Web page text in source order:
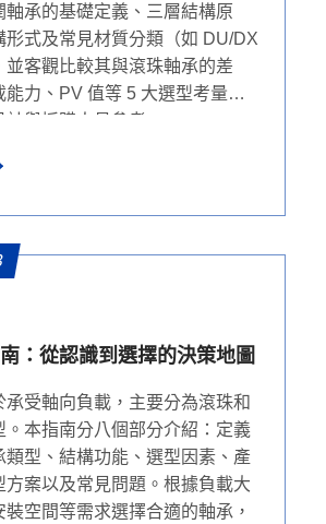
軸承的基礎定義、三層結構原
形式及常見材質分類（如 DU/DX
並客觀比較其與滾珠軸承的差
能力、PV 值等 5 大選型考量要
計與採購人員參考。
：從認識到選擇的決策地圖
承受軸向負載，主要分為滾珠和
。本指南分八個部分介紹：定義
類型、結構功能、選型因素、產
方案以及常見問題。根據負載大
空間等需求選擇合適的軸承，